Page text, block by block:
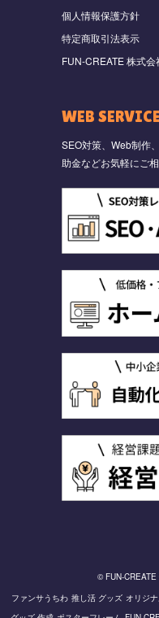
個人情報保護方針
特定商取引法表示
FUN-CREATE 株式
WEB SERVICE
SEO対策、Web制作
助金などお気軽にご相
© FUN-
ファンサうちわ 推し活 グッズ オリジ